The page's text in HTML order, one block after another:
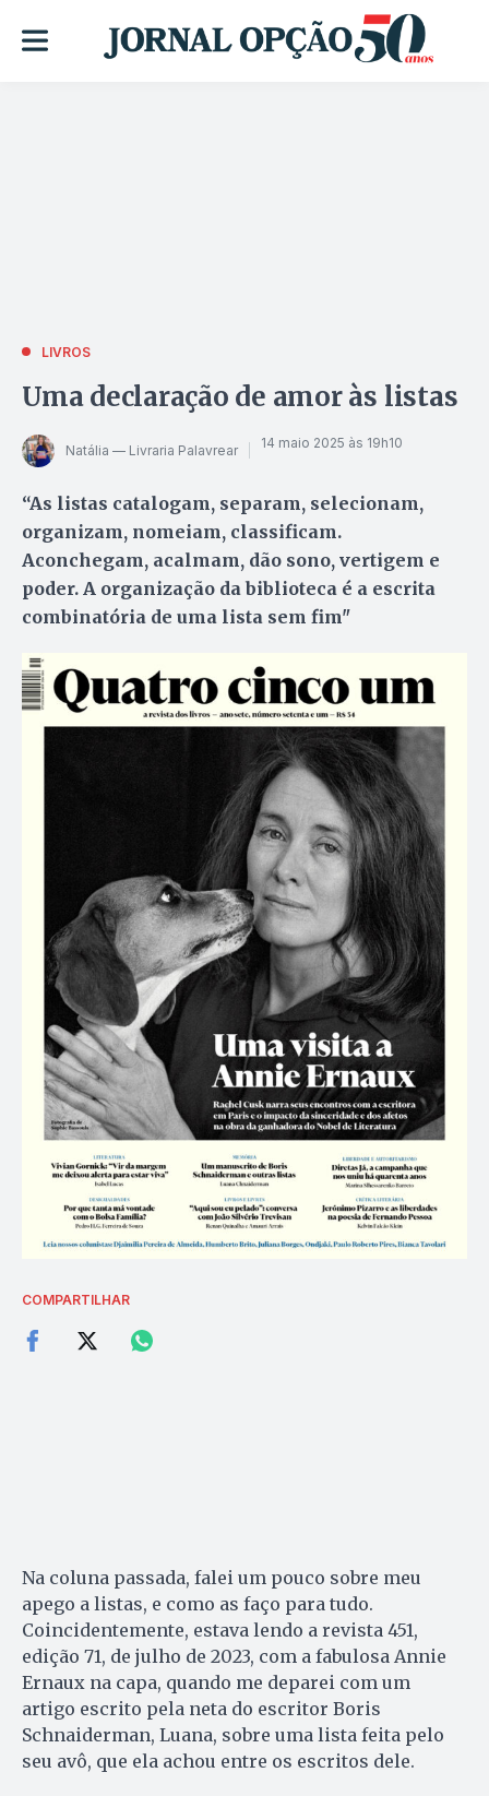
LIVROS
Uma declaração de amor às listas
Natália — Livraria Palavrear 14 maio 2025 às 19h10
“As listas catalogam, separam, selecionam,
organizam, nomeiam, classificam.
Aconchegam, acalmam, dão sono, vertigem e
poder. A organização da biblioteca é a escrita
combinatória de uma lista sem fim"
COMPARTILHAR
Na coluna passada, falei um pouco sobre meu
apego a listas, e como as faço para tudo.
Coincidentemente, estava lendo a revista 451,
edição 71, de julho de 2023, com a fabulosa Annie
Ernaux na capa, quando me deparei com um
artigo escrito pela neta do escritor Boris
Schnaiderman, Luana, sobre uma lista feita pelo
seu avô, que ela achou entre os escritos dele.